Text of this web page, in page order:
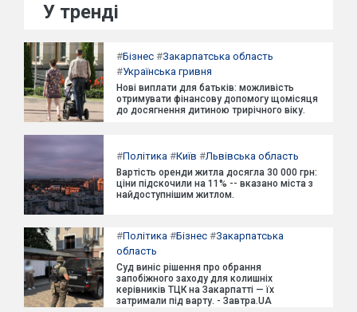
У тренді
#Бізнес #Закарпатська область
#Українська гривня
Нові виплати для батьків: можливість
отримувати фінансову допомогу щомісяця
до досягнення дитиною трирічного віку.
#Політика #Київ #Львівська область
Вартість оренди житла досягла 30 000 грн:
ціни підскочили на 11% -- вказано міста з
найдоступнішим житлом.
#Політика #Бізнес #Закарпатська
область
Суд виніс рішення про обрання
запобіжного заходу для колишніх
керівників ТЦК на Закарпатті — їх
затримали під варту. - Завтра.UA